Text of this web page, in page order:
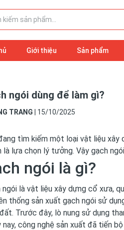
Giới thiệu Sản phẩm
ngói dùng để làm gì?
TRANG 15/10/2025
tìm kiếm một loại vật liệu xây
là lựa chọn lý tưởng. Vậy gạch
ngói là gì?
ngói là vật liệu xây dựng cổ xưa,
thống sản xuất gạch ngói sử
Trước đây, lò nung sử dụng
nay, công nghệ sản xuất đã tiến